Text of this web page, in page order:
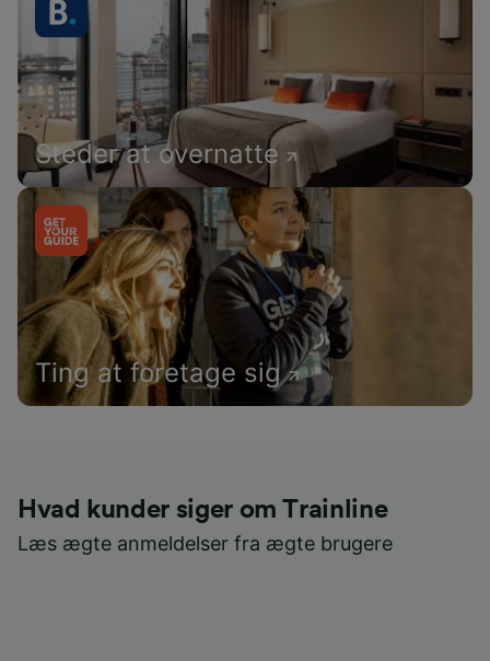
Steder at overnatte
Ting at foretage sig
Hvad kunder siger om Trainline
Læs ægte anmeldelser fra ægte brugere